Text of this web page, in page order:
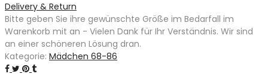
Delivery & Return
Bitte geben Sie ihre gewünschte Größe im Bedarfall im
Warenkorb mit an - Vielen Dank für Ihr Verständnis. Wir sind
an einer schöneren Lösung dran.
Kategorie: Mädchen 68-86